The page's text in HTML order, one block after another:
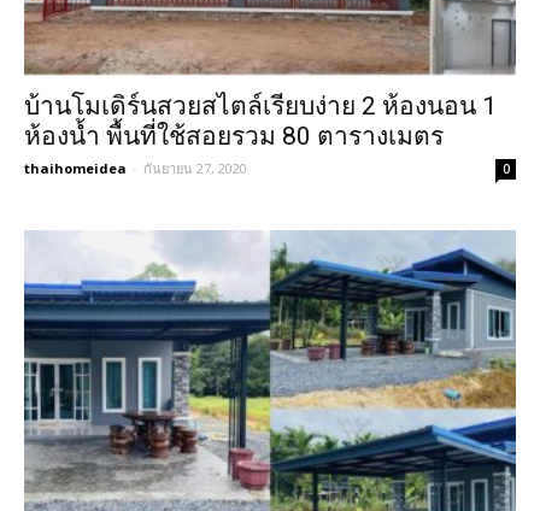
บ้านโมเดิร์นสวยสไตล์เรียบง่าย 2 ห้องนอน 1
ห้องน้ำ พื้นที่ใช้สอยรวม 80 ตารางเมตร
thaihomeidea - กันยายน 27, 2020 0